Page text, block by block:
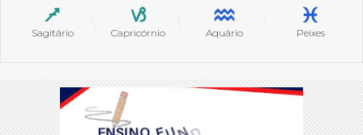
Sagitário Capricórnio Aquário Peixes